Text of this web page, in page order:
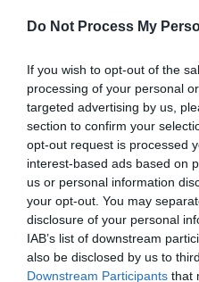
Do Not Process My
If you wish to opt-out of the
processing of your personal
targeted advertising by us,
section to confirm your
opt-out request is processed
interest-based ads based on
us or personal information
your opt-out. You may
disclosure of your personal
IAB’s list of downstream
also be disclosed by us to
Downstream Participants that
plus évident qu’un
Next post
Fini les disputes de
l’argent : un expert
c’est tout bête
ARTICLES EN LIEN